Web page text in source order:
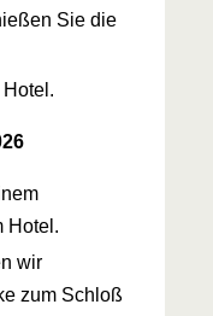
Sie die
Hotel.
wir
zum Schloß